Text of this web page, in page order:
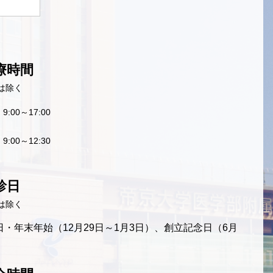
時間
除く
9:00～17:00
9:00～12:30
日
除く
・年末年始（12月29日～1月3日）、創立記念日（6月